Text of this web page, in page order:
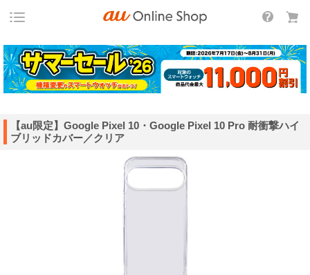
【au限定】Google Pixel 10・Google Pixel 10 Pro 耐衝撃ハイ
ブリッドカバー／クリア